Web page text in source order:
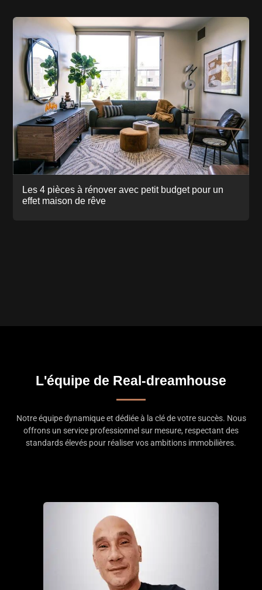
Les 4 pièces à rénover avec petit budget pour un
effet maison de rêve
L'équipe de Real-dreamhouse
Notre équipe dynamique et dédiée à la clé de votre succès. Nous
offrons un service professionnel sur mesure, respectant des
standards élevés pour réaliser vos ambitions immobilières.